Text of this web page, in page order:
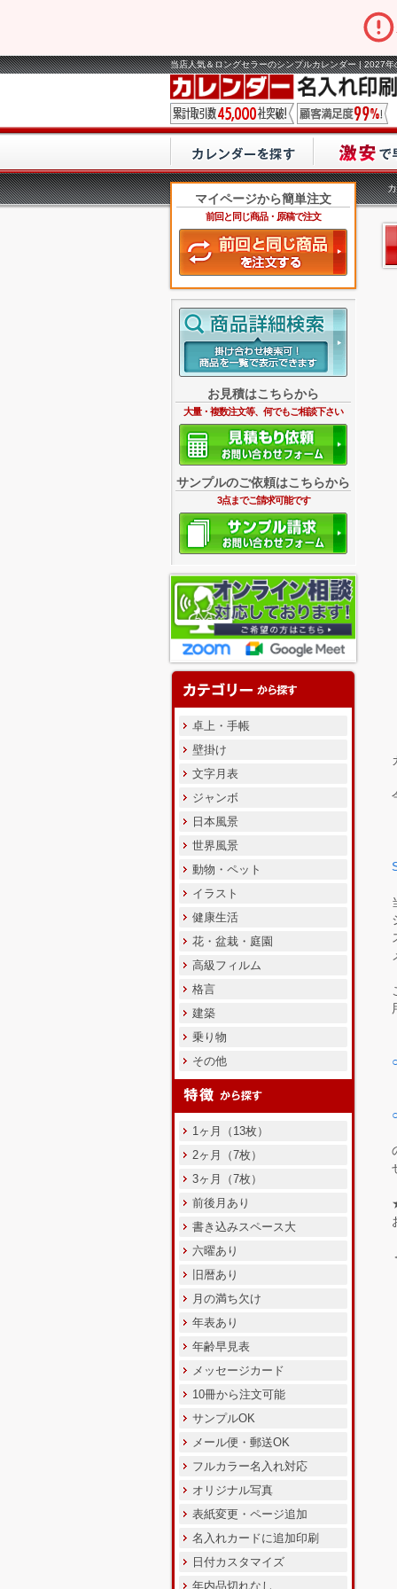
当店人気＆ロングセラーのシンプルカレンダー | 2027
マイページから簡単注文
前回と同じ商品・原稿で注文
お見積はこちらから
大量・複数注文等、何でもご相談下さい
サンプルのご依頼はこちらから
3点までご請求可能です
卓上・手帳
壁掛け
文字月表
ジャンボ
日本風景
世界風景
動物・ペット
イラスト
健康生活
花・盆栽・庭園
高級フィルム
格言
建築
乗り物
その他
1ヶ月（13枚）
2ヶ月（7枚）
3ヶ月（7枚）
前後月あり
書き込みスペース大
六曜あり
旧暦あり
月の満ち欠け
年表あり
年齢早見表
メッセージカード
10冊から注文可能
サンプルOK
メール便・郵送OK
フルカラー名入れ対応
オリジナル写真
表紙変更・ページ追加
名入れカードに追加印刷
日付カスタマイズ
年内品切れなし